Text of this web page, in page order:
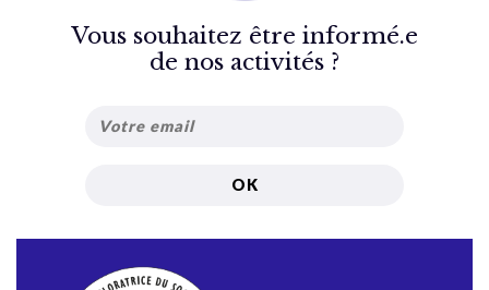
Vous souhaitez être informé.e
de nos activités ?